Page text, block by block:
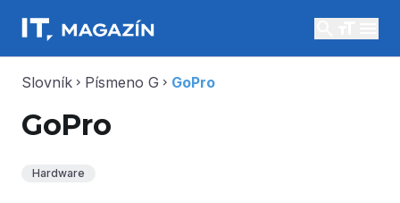
Slovník chevron_right Písmeno G chevron_right GoPro
GoPro
Hardware